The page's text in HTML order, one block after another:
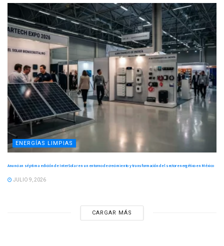
ENERGÍAS LIMPIAS
Anuncian séptima edición de InterSolar en un entorno de crecimiento y transformación del sector energético en México
JULIO 9, 2026
CARGAR MÁS